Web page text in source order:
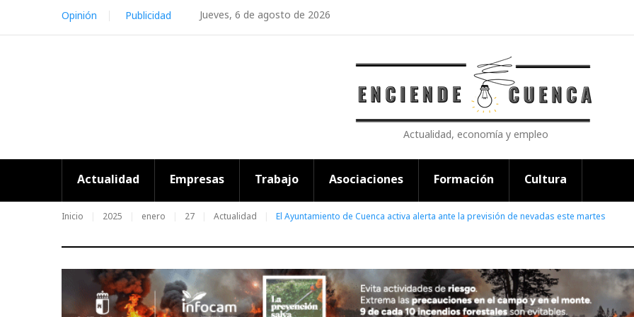
content
Jueves, 6 de agosto de 2026
Opinión Publicidad
Actualidad, economía y empleo
Actualidad Empresas Trabajo Asociaciones Formación Cultura
Inicio 2025 enero 27 Actualidad El Ayuntamiento de Cuenca activa alerta ante la previsión de nevadas este martes